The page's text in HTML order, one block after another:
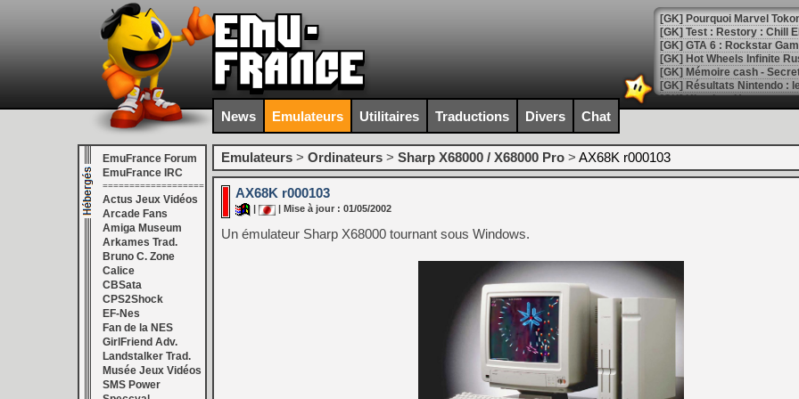
[GK] Pourquoi Marvel
[GK] Test : Restory : Chill
[GK] GTA 6 : Rockstar
[GK] Hot Wheels Infinite
[GK] Mémoire cash -
[GK] Résultats Nintendo :
[GK] Déjà des
[Mo5] Brickboy cherche à
[GK] Minecraft et ses «
[GK] Beast of
[GK] Ubisoft : fin de partie
[GK] Mémoire cash -
[GK] Dan Houser (GTA)
[GK] Comment EA Sports
[GK] Crimson Moon : un
[GK] Isle of Reveries : le
[GK] Moonlighter 2 : The
[GK] Capcom relance
[Mo5] Deux inédits du
[GK] Le beat'em up The
[GK] Endless Legend 2 :
News Emulateurs Utilitaires Traductions Divers Chat
EmuFrance Forum
EmuFrance IRC
===================
Actus Jeux Vidéos
Arcade Fans
Amiga Museum
Arkames Trad.
Bruno C. Zone
Calice
CBSata
CPS2Shock
EF-Nes
Fan de la NES
GirlFriend Adv.
Landstalker Trad.
Musée Jeux Vidéos
SMS Power
Emulateurs > Ordinateurs > Sharp X68000 / X68000 Pro > AX68K r000103
AX68K r000103
| Mise à jour : 01/05/2002
Un émulateur Sharp X68000 tournant sous Windows.